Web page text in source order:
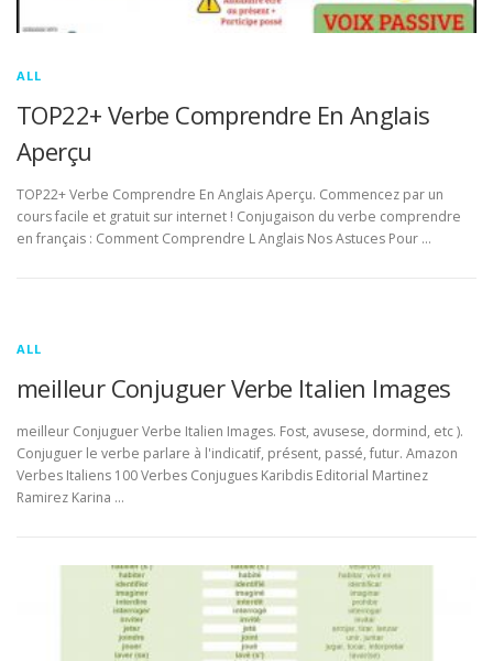
ALL
TOP22+ Verbe Comprendre En Anglais
Aperçu
TOP22+ Verbe Comprendre En Anglais Aperçu. Commencez par un
cours facile et gratuit sur internet ! Conjugaison du verbe comprendre
en français : Comment Comprendre L Anglais Nos Astuces Pour …
ALL
meilleur Conjuguer Verbe Italien Images
meilleur Conjuguer Verbe Italien Images. Fost, avusese, dormind, etc ).
Conjuguer le verbe parlare à l'indicatif, présent, passé, futur. Amazon
Verbes Italiens 100 Verbes Conjugues Karibdis Editorial Martinez
Ramirez Karina …